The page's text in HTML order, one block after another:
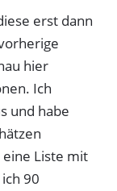
erst dann
hier
Ich
und habe
eine Liste mit
90